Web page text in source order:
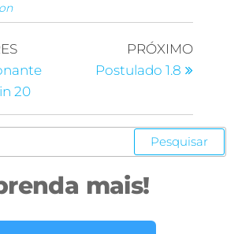
20
PRÓXIMO
Postulado 1.8
mais!